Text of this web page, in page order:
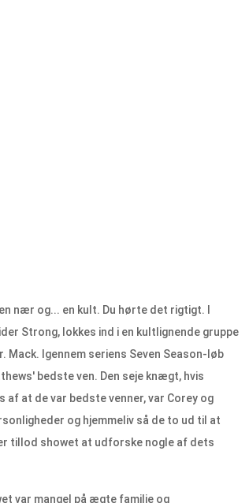
nær og... en kult. Du hørte det rigtigt. I
Strong, lokkes ind i en kultlignende gruppe
Mack. Igennem seriens Seven Season-løb
bedste ven. Den seje knægt, hvis
at de var bedste venner, var Corey og
og hjemmeliv så de to ud til at
tillod showet at udforske nogle af dets
var mangel på ægte familie og